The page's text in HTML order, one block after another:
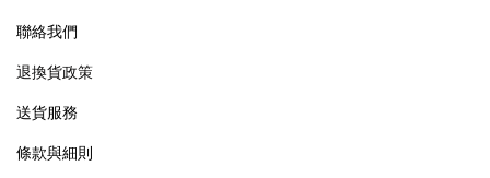
聯絡我們
退換貨政策
送貨服務
條款與細則